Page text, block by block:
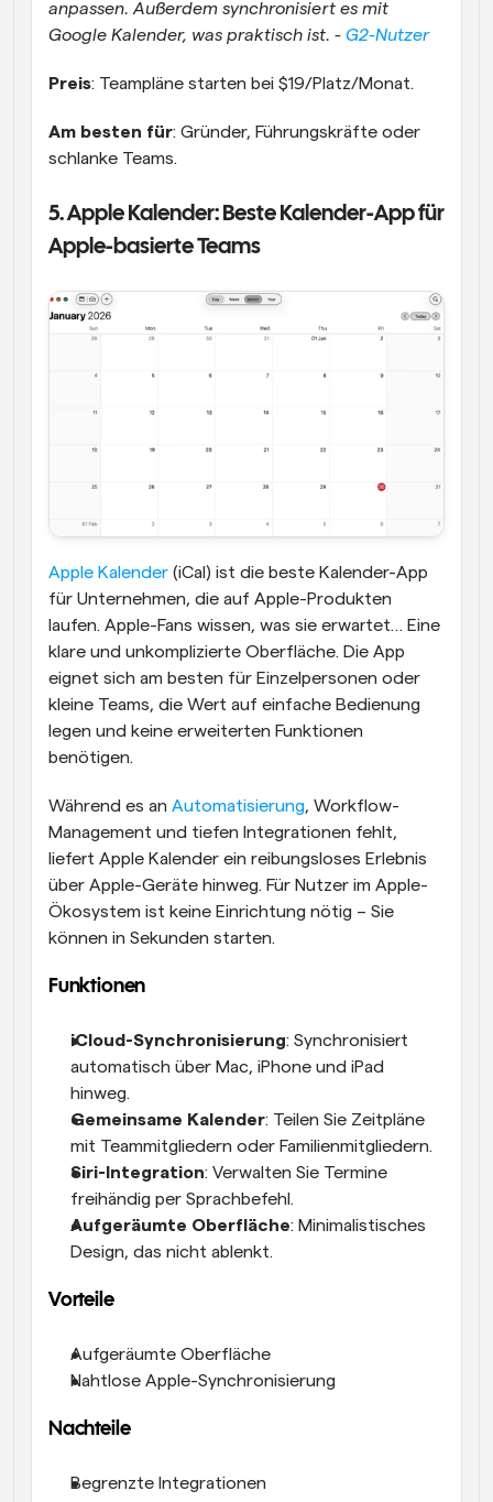
anpassen. Außerdem synchronisiert es mit
Google Kalender, was praktisch ist. - G2-Nutzer
Preis: Teampläne starten bei $19/Platz/Monat.
Am besten für: Gründer, Führungskräfte oder
schlanke Teams.
5. Apple Kalender: Beste Kalender-App für
Apple-basierte Teams
Apple Kalender (iCal) ist die beste Kalender-App
für Unternehmen, die auf Apple-Produkten
laufen. Apple-Fans wissen, was sie erwartet… Eine
klare und unkomplizierte Oberfläche. Die App
eignet sich am besten für Einzelpersonen oder
kleine Teams, die Wert auf einfache Bedienung
legen und keine erweiterten Funktionen
benötigen.
Während es an Automatisierung, Workflow-
Management und tiefen Integrationen fehlt,
liefert Apple Kalender ein reibungsloses Erlebnis
über Apple-Geräte hinweg. Für Nutzer im Apple-
Ökosystem ist keine Einrichtung nötig – Sie
können in Sekunden starten.
Funktionen
iCloud-Synchronisierung: Synchronisiert
automatisch über Mac, iPhone und iPad
hinweg.
Gemeinsame Kalender: Teilen Sie Zeitpläne
mit Teammitgliedern oder Familienmitgliedern.
Siri-Integration: Verwalten Sie Termine
freihändig per Sprachbefehl.
Aufgeräumte Oberfläche: Minimalistisches
Design, das nicht ablenkt.
Vorteile
Aufgeräumte Oberfläche
Nahtlose Apple-Synchronisierung
Nachteile
Begrenzte Integrationen